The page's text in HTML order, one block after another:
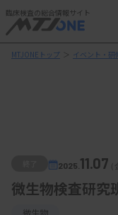
臨床検査の総合情報サイト
MTJONEトップ ＞ イベント・研
2025. 11.07（
微生物検査研究
微生物